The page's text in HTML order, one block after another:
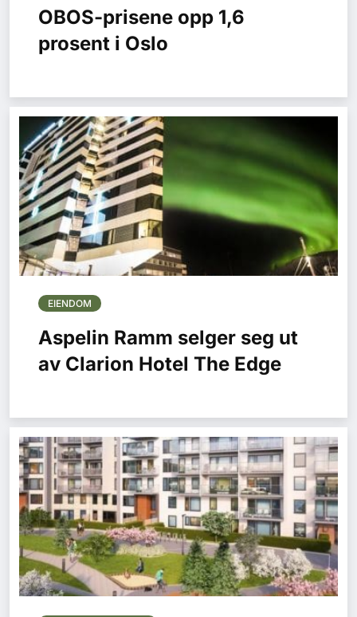
OBOS-prisene opp 1,6
prosent i Oslo
EIENDOM
Aspelin Ramm selger seg ut
av Clarion Hotel The Edge